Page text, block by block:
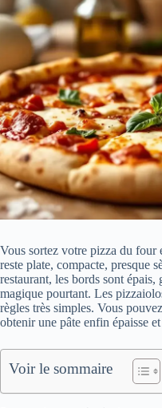
Vous sortez votre pizza du four
reste plate, compacte, presque
restaurant, les bords sont
magique pourtant. Les
règles très simples. Vous
obtenir une pâte enfin épaisse
Voir le sommaire